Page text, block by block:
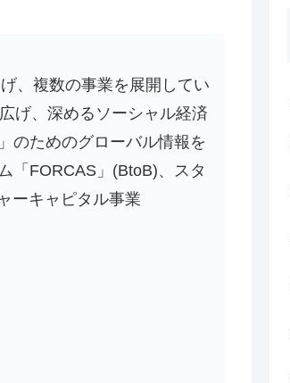
、複数の事業を展開してい
げ、深めるソーシャル経済
のためのグローバル情報を
「FORCAS」(BtoB)、スタ
ーキャピタル事業